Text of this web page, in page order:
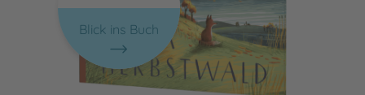
Blick ins Buch